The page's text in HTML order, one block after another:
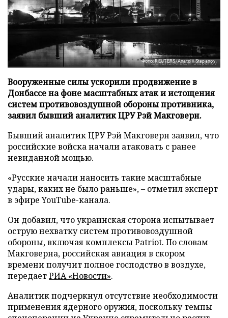
Фото: REUTERS/Anatolii Stepanov
Вооруженные силы ускорили продвижение в
Донбассе на фоне масштабных атак и истощения
систем противовоздушной обороны противника,
заявил бывший аналитик ЦРУ Рэй Макговерн.
Бывший аналитик ЦРУ Рэй Макговерн заявил, что
российские войска начали атаковать с ранее
невиданной мощью.
«Русские начали наносить такие масштабные
удары, каких не было раньше», – отметил эксперт
в эфире YouTube-канала.
Он добавил, что украинская сторона испытывает
острую нехватку систем противовоздушной
обороны, включая комплексы Patriot. По словам
Макговерна, российская авиация в скором
времени получит полное господство в воздухе,
передаетРИА «Новости».
Аналитик подчеркнул отсутствие необходимости
применения ядерного оружия, поскольку темпы